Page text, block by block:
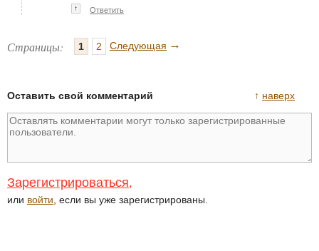
↑ Ответить
Страницы: 1 2 Следующая →
↑ наверх
Оставить свой комментарий
Зарегистрироваться,
или войти , если вы уже зарегистрированы.